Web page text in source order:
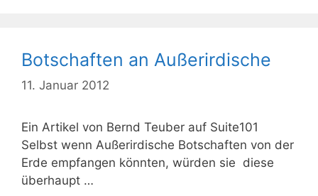
Botschaften an Außerirdische
11. Januar 2012
Ein Artikel von Bernd Teuber auf Suite101
Selbst wenn Außerirdische Botschaften von der
Erde empfangen könnten, würden sie diese
überhaupt …